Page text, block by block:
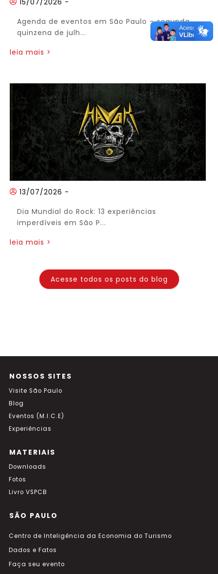
15/07/2026 -
Agenda de eventos em São Paulo – segunda
quinzena de julh...
leia mais >
13/07/2026 -
Dia Mundial do Rock: 13 experiências
imperdíveis em São P...
leia mais >
Acesse todos os posts do blog
NOSSOS SITES
Visite São Paulo
Blog
Eventos (M.I.C.E)
Experiências
MATERIAIS
Downloads
Fotos
Livro VSPCB
SÃO PAULO
Centro de Inteligência da Economia do Turismo
Dados e Fatos
Faça seu evento